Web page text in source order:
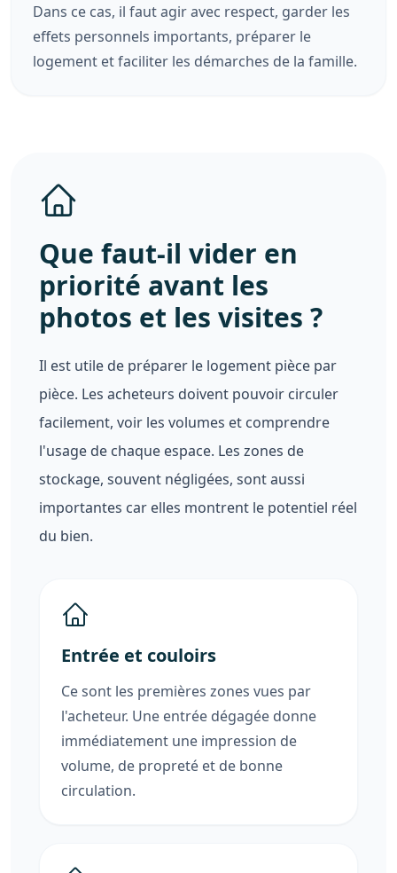
Dans ce cas, il faut agir avec respect, garder les
effets personnels importants, préparer le
logement et faciliter les démarches de la famille.
Que faut-il vider en
priorité avant les
photos et les visites ?
Il est utile de préparer le logement pièce par
pièce. Les acheteurs doivent pouvoir circuler
facilement, voir les volumes et comprendre
l'usage de chaque espace. Les zones de
stockage, souvent négligées, sont aussi
importantes car elles montrent le potentiel réel
du bien.
Entrée et couloirs
Ce sont les premières zones vues par
l'acheteur. Une entrée dégagée donne
immédiatement une impression de
volume, de propreté et de bonne
circulation.